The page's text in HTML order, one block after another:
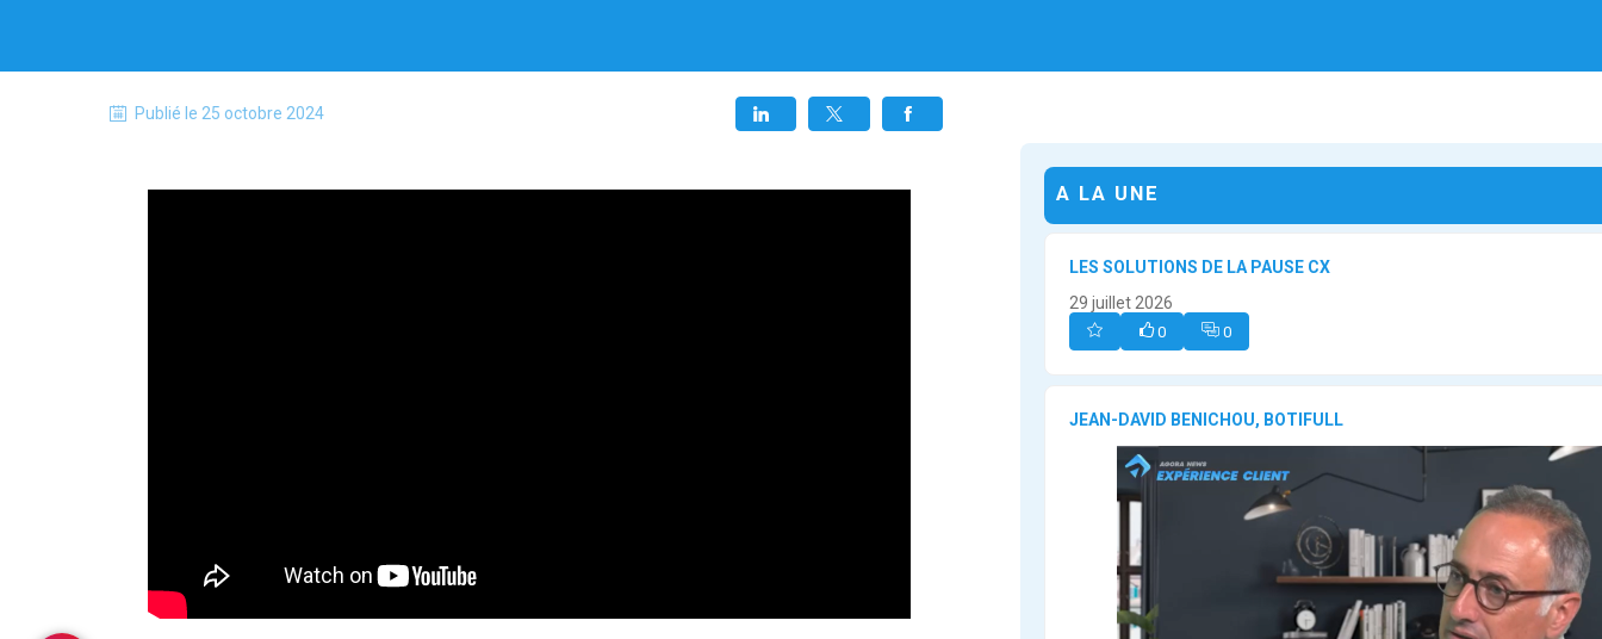
Publié le 25 octobre 2024
A LA UNE
LES SOLUTIONS DE LA PAUSE CX
29 juillet 2026
0 0
JEAN-DAVID BENICHOU, BOTIFULL